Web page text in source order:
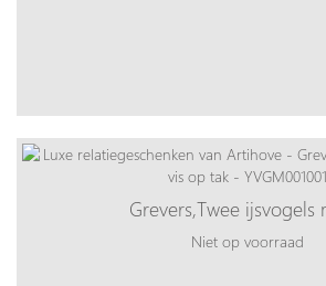
Grevers,Twee ijsvogels
Niet op voorraad